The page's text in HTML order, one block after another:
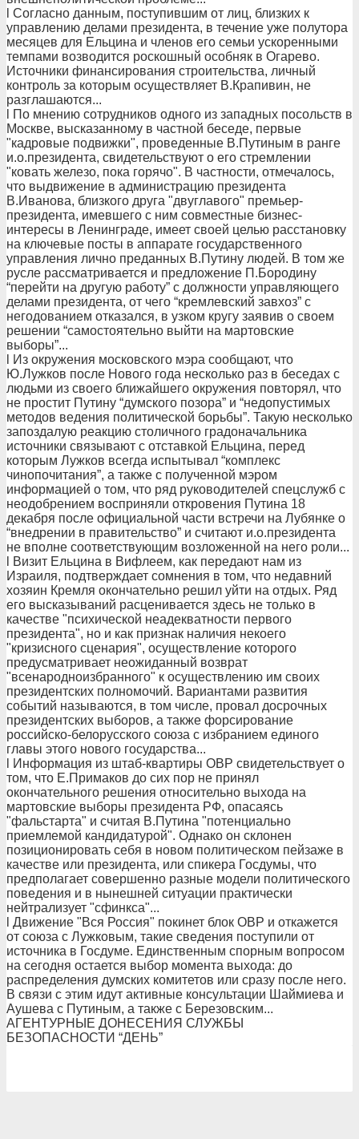
l Согласно данным, поступившим от лиц, близких к
управлению делами президента, в течение уже полутора
месяцев для Ельцина и членов его семьи ускоренными
темпами возводится роскошный особняк в Огарево.
Источники финансирования строительства, личный
контроль за которым осуществляет В.Крапивин, не
разглашаются...
l По мнению сотрудников одного из западных посольств в
Москве, высказанному в частной беседе, первые
"кадровые подвижки", проведенные В.Путиным в ранге
и.о.президента, свидетельствуют о его стремлении
"ковать железо, пока горячо". В частности, отмечалось,
что выдвижение в администрацию президента
В.Иванова, близкого друга "двуглавого" премьер-
президента, имевшего с ним совместные бизнес-
интересы в Ленинграде, имеет своей целью расстановку
на ключевые посты в аппарате государственного
управления лично преданных В.Путину людей. В том же
русле рассматривается и предложение П.Бородину
“перейти на другую работу” с должности управляющего
делами президента, от чего “кремлевский завхоз” с
негодованием отказался, в узком кругу заявив о своем
решении “самостоятельно выйти на мартовские
выборы”...
l Из окружения московского мэра сообщают, что
Ю.Лужков после Нового года несколько раз в беседах с
людьми из своего ближайшего окружения повторял, что
не простит Путину “думского позора” и “недопустимых
методов ведения политической борьбы”. Такую несколько
запоздалую реакцию столичного градоначальника
источники связывают с отставкой Ельцина, перед
которым Лужков всегда испытывал “комплекс
чинопочитания”, а также с полученной мэром
информацией о том, что ряд руководителей спецслужб с
неодобрением восприняли откровения Путина 18
декабря после официальной части встречи на Лубянке о
“внедрении в правительство” и считают и.о.президента
не вполне соответствующим возложенной на него роли...
l Визит Ельцина в Вифлеем, как передают нам из
Израиля, подтверждает сомнения в том, что недавний
хозяин Кремля окончательно решил уйти на отдых. Ряд
его высказываний расценивается здесь не только в
качестве "психической неадекватности первого
президента", но и как признак наличия некоего
"кризисного сценария", осуществление которого
предусматривает неожиданный возврат
"всенародноизбранного" к осуществлению им своих
президентских полномочий. Вариантами развития
событий называются, в том числе, провал досрочных
президентских выборов, а также форсирование
российско-белорусского союза с избранием единого
главы этого нового государства...
l Информация из штаб-квартиры ОВР свидетельствует о
том, что Е.Примаков до сих пор не принял
окончательного решения относительно выхода на
мартовские выборы президента РФ, опасаясь
"фальстарта" и считая В.Путина "потенциально
приемлемой кандидатурой". Однако он склонен
позиционировать себя в новом политическом пейзаже в
качестве или президента, или спикера Госдумы, что
предполагает совершенно разные модели политического
поведения и в нынешней ситуации практически
нейтрализует "сфинкса"...
l Движение "Вся Россия" покинет блок ОВР и откажется
от союза с Лужковым, такие сведения поступили от
источника в Госдуме. Единственным спорным вопросом
на сегодня остается выбор момента выхода: до
распределения думских комитетов или сразу после него.
В связи с этим идут активные консультации Шаймиева и
Аушева с Путиным, а также с Березовским...
АГЕНТУРНЫЕ ДОНЕСЕНИЯ СЛУЖБЫ
БЕЗОПАСНОСТИ “ДEНЬ”